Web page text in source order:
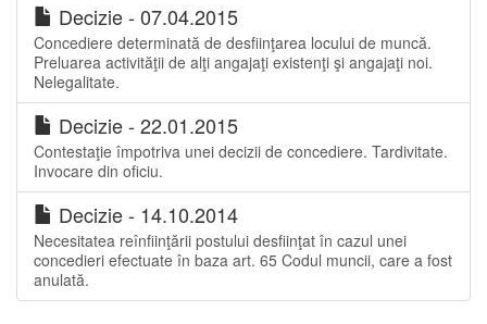
Decizie - 07.04.2015
Concediere determinată de desfiinţarea locului de muncă.
Preluarea activităţii de alţi angajaţi existenţi şi angajaţi noi.
Nelegalitate.
Decizie - 22.01.2015
Contestaţie împotriva unei decizii de concediere. Tardivitate.
Invocare din oficiu.
Decizie - 14.10.2014
Necesitatea reînfiinţării postului desfiinţat în cazul unei
concedieri efectuate în baza art. 65 Codul muncii, care a fost
anulată.